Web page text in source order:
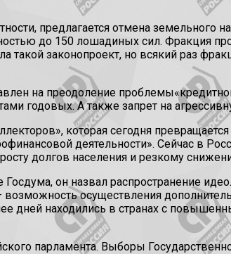
предлагается отмена земельного
до 150 лошадиных сил. Фракция
законопроект, но всякий раз
на преодоление
годовых. А также запрет на
которая сегодня
деятельности». Сейчас в
долгов населения и резкому
он назвал распространение
осуществления
дней находились в странах с
парламента. Выборы